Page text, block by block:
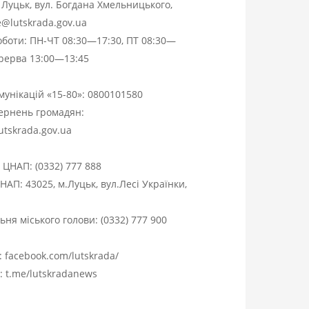
вул. Богдана Хмельницького,
ПН-ЧТ 08:30—17:30, ПТ 08:30—
13:00—13:45
«15-80»: 0800101580
громадян:
ЦНАП: (0332) 777 888
43025, м.Луцьк, вул.Лесі Українки,
міського голови: (0332) 777 900
facebook.com/lutskrada/
t.me/lutskradanews